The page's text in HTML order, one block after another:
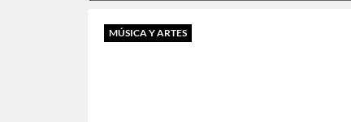
MÚSICA Y ARTES